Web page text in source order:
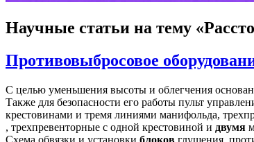
Научные статьи на тему
Противовыбросовое
С целью уменьшения высоты и облегчения
Также для безопасности его работы пульт
крестовинами и тремя линиями манифольда,
, трехпревенторные с одной крестовиной и двумя
Схема обвязки и установки блоков глушения,